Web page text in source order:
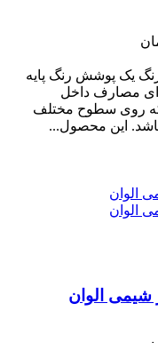
یک پوشش رنگ پایه
مصارف داخل
که روی سطوح مختلف
این محصول...
الوان